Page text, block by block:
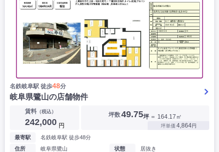
名鉄岐阜駅 徒歩48分
岐阜県鷺山の店舗物件
賃料（税込）
242,000 円
坪数49.75坪 ＝ 164.17㎡
坪単価 4,864円
最寄駅
名鉄岐阜駅 徒歩48分
住所
岐阜県鷺山
状態
居抜き